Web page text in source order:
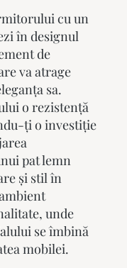
cu un
în designul
de
va atrage
sa.
o rezistență
ți o investiție
pat lemn
și stil în
unde
se îmbină
mobilei.